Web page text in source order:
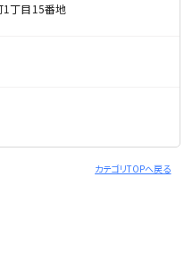
1丁目15番地
カテゴリTOPへ戻る